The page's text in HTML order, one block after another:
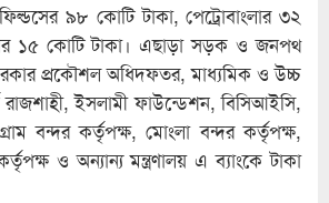
৯৮ কোটি টাকা, পেট্রোবাংলার ৩২
১৫ কোটি টাকা। এছাড়া সড়ক ও জনপথ
প্রকৌশল অধিদফতর, মাধ্যমিক ও উচ্চ
রাজশাহী, ইসলামী ফাউন্ডেশন, বিসিআইসি,
বন্দর কর্তৃপক্ষ, মোংলা বন্দর কর্তৃপক্ষ,
ও অন্যান্য মন্ত্রণালয় এ ব্যাংকে টাকা